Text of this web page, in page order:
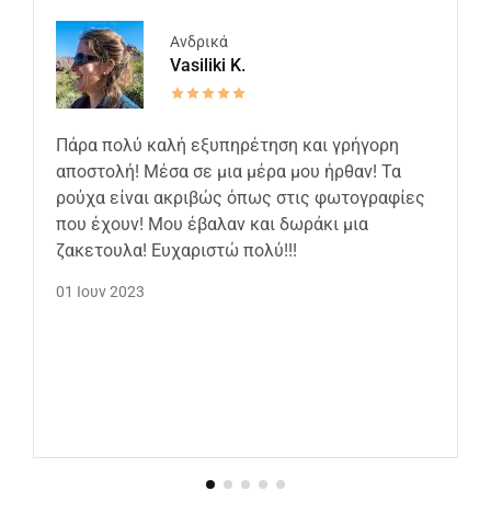
Ανδρικά
Vasiliki K.
Πάρα πολύ καλή εξυπηρέτηση και γρήγορη
αποστολή! Μέσα σε μια μέρα μου ήρθαν! Τα
ρούχα είναι ακριβώς όπως στις φωτογραφίες
που έχουν! Μου έβαλαν και δωράκι μια
ζακετουλα! Ευχαριστώ πολύ!!!
01 Ιουν 2023